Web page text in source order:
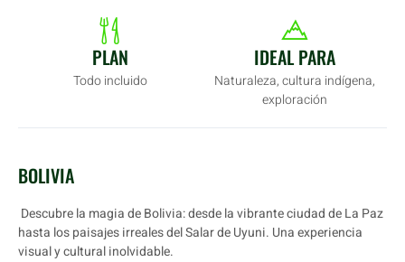
PLAN
Todo incluido
IDEAL PARA
Naturaleza, cultura indígena,
exploración
BOLIVIA
Descubre la magia de Bolivia: desde la vibrante ciudad de La Paz
hasta los paisajes irreales del Salar de Uyuni. Una experiencia
visual y cultural inolvidable.